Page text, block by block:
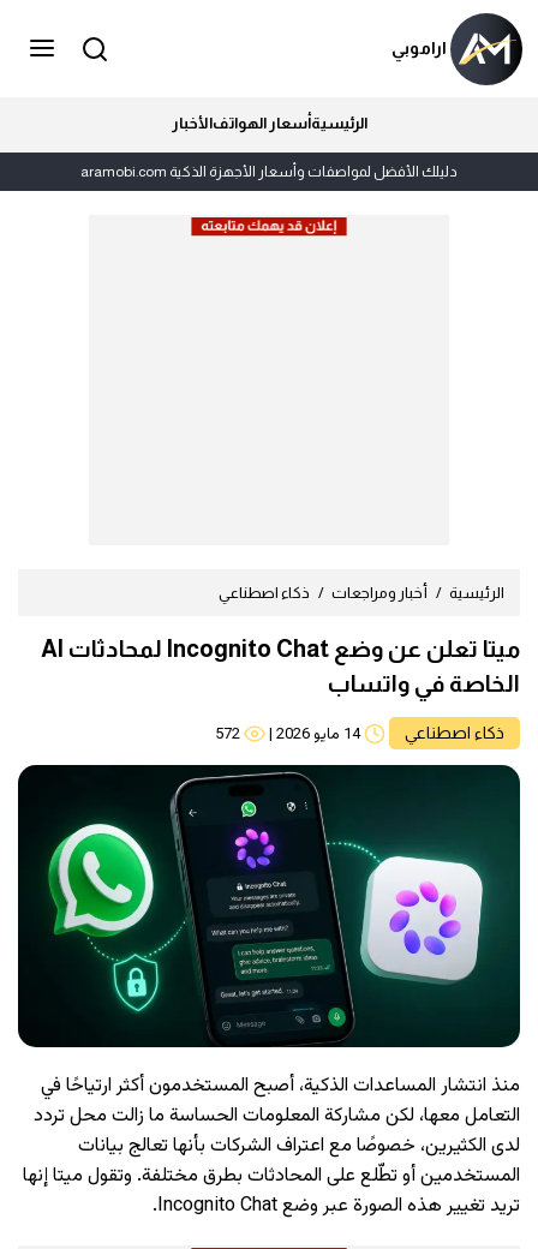
اراموبي
الرئيسيةأسعار الهواتفالأخبار
دليلك الأفضل لمواصفات وأسعار الأجهزة الذكية aramobi.com
الرئيسية أخبار ومراجعات ذكاء اصطناعي
ميتا تعلن عن وضع Incognito Chat لمحادثات AI
الخاصة في واتساب
ذكاء اصطناعي 14 مايو 2026 |
572
منذ انتشار المساعدات الذكية، أصبح المستخدمون أكثر ارتياحًا في
التعامل معها، لكن مشاركة المعلومات الحساسة ما زالت محل تردد
لدى الكثيرين، خصوصًا مع اعتراف الشركات بأنها تعالج بيانات
المستخدمين أو تطّلع على المحادثات بطرق مختلفة. وتقول ميتا إنها
تريد تغيير هذه الصورة عبر وضع Incognito Chat.